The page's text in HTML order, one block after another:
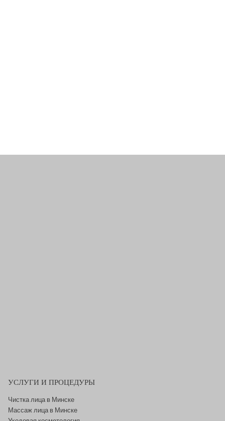
УСЛУГИ И ПРОЦЕДУРЫ
Чистка лица в Минске
Массаж лица в Минске